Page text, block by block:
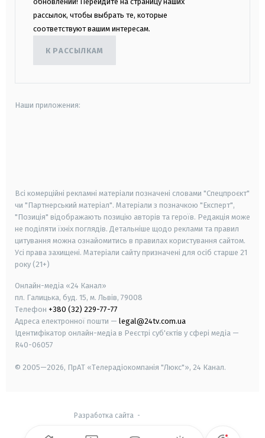
рассылок, чтобы выбрать те, которые
соответствуют вашим интересам.
К РАССЫЛКАМ
Наши приложения:
Всі комерційні рекламні матеріали позначені словами "Спецпроєкт"
чи "Партнерський матеріал". Матеріали з позначкою "Експерт",
"Позиція" відображають позицію авторів та героїв. Редакція може
не поділяти їхніх поглядів. Детальніше щодо реклами та правил
цитування можна ознайомитись в правилах користування сайтом.
Усі права захищені. Матеріали сайту призначені для осіб старше 21
року (21+)
Онлайн-медіа «24 Канал»
пл. Галицька, буд. 15, м. Львів, 79008
Телефон +380 (32) 229-77-77
Адреса електронної пошти — legal@24tv.com.ua
Ідентифікатор онлайн-медіа в Реєстрі суб'єктів у сфері медіа —
R40-06057
© 2005—2026, ПрАТ «Телерадіокомпанія "Люкс"», 24 Канал.
Разработка сайта -